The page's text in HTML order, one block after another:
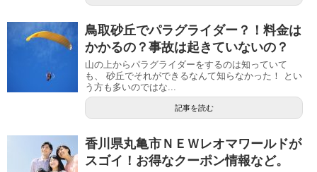
鳥取砂丘でパラグライダー？！料金は
かかるの？事故は起きていないの？
山の上からパラグライダーをするのは知っていて
も、 砂丘でそれができるなんて知らなかった！ とい
う方も多いのではな...
記事を読む
香川県丸亀市ＮＥＷレオマワールドが
スゴイ！お得なクーポン情報など。